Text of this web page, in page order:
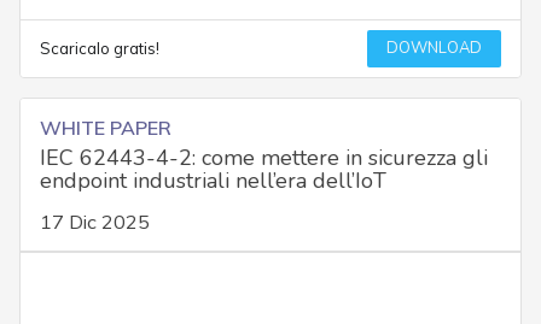
Scaricalo gratis! DOWNLOAD
WHITE PAPER
IEC 62443-4-2: come mettere in sicurezza gli
endpoint industriali nell’era dell’IoT
17 Dic 2025